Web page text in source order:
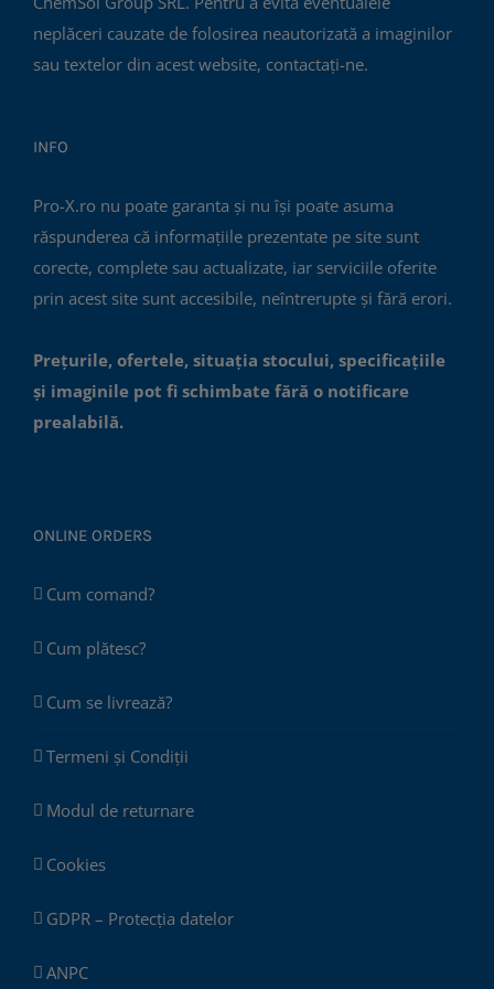
neplăceri cauzate de folosirea neautorizată a imaginilor
sau textelor din acest website, contactați-ne.
INFO
Pro-X.ro nu poate garanta și nu își poate asuma
răspunderea că informațiile prezentate pe site sunt
corecte, complete sau actualizate, iar serviciile oferite
prin acest site sunt accesibile, neîntrerupte și fără erori.
Prețurile, ofertele, situația stocului, specificațiile
și imaginile pot fi schimbate fără o notificare
prealabilă.
ONLINE ORDERS
Cum comand?
Cum plătesc?
Cum se livrează?
Termeni și Condiții
Modul de returnare
Cookies
GDPR – Protecția datelor
ANPC